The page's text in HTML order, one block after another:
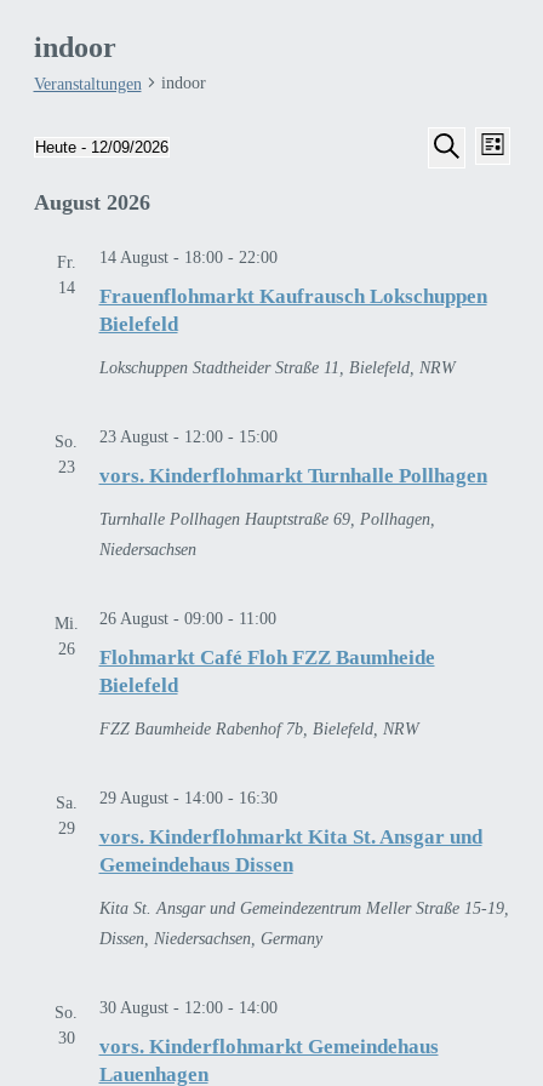
indoor
Veranstaltungen indoor
Veranstaltungen Liste
Heute - 12/09/2026
wählen.
August 2026
Fr.
14
Frauenflohmarkt Kaufrausch Lokschuppen
Bielefeld
14 August - 18:00- 22:00
Lokschuppen Stadtheider Straße 11, Bielefeld, NRW
So.
23
vors. Kinderflohmarkt Turnhalle Pollhagen
23 August - 12:00- 15:00
Turnhalle Pollhagen Hauptstraße 69, Pollhagen,
Niedersachsen
Mi.
26
Flohmarkt Café Floh FZZ Baumheide
Bielefeld
26 August - 09:00- 11:00
FZZ Baumheide Rabenhof 7b, Bielefeld, NRW
Sa.
29
vors. Kinderflohmarkt Kita St. Ansgar und
Gemeindehaus Dissen
29 August - 14:00- 16:30
Kita St. Ansgar und Gemeindezentrum Meller Straße 15-19,
Dissen, Niedersachsen, Germany
So.
30
vors. Kinderflohmarkt Gemeindehaus
Lauenhagen
30 August - 12:00- 14:00